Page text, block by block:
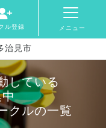
ル登録 メニュー
治見市
している
中
クルの一覧